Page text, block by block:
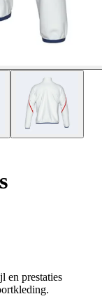
en prestaties